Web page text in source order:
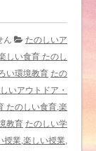
ん
たのしいア
しい食育 たのし
い環境教育 たの
いアウトドア・
たのしい食育,楽
教育 たのしい学
授業,楽しい授業,